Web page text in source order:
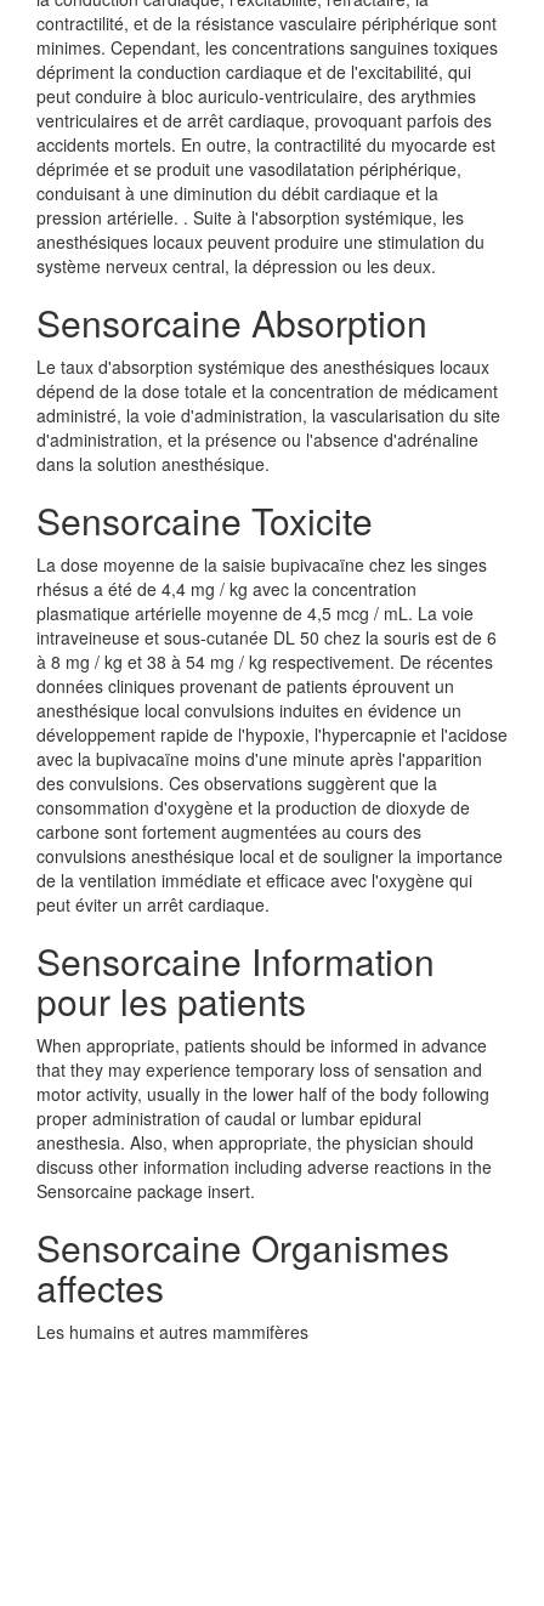
contractilité, et de la résistance vasculaire périphérique sont
minimes. Cependant, les concentrations sanguines toxiques
dépriment la conduction cardiaque et de l'excitabilité, qui
peut conduire à bloc auriculo-ventriculaire, des arythmies
ventriculaires et de arrêt cardiaque, provoquant parfois des
accidents mortels. En outre, la contractilité du myocarde est
déprimée et se produit une vasodilatation périphérique,
conduisant à une diminution du débit cardiaque et la
pression artérielle. . Suite à l'absorption systémique, les
anesthésiques locaux peuvent produire une stimulation du
système nerveux central, la dépression ou les deux.
Sensorcaine Absorption
Le taux d'absorption systémique des anesthésiques locaux
dépend de la dose totale et la concentration de médicament
administré, la voie d'administration, la vascularisation du site
d'administration, et la présence ou l'absence d'adrénaline
dans la solution anesthésique.
Sensorcaine Toxicite
La dose moyenne de la saisie bupivacaïne chez les singes
rhésus a été de 4,4 mg / kg avec la concentration
plasmatique artérielle moyenne de 4,5 mcg / mL. La voie
intraveineuse et sous-cutanée DL 50 chez la souris est de 6
à 8 mg / kg et 38 à 54 mg / kg respectivement. De récentes
données cliniques provenant de patients éprouvent un
anesthésique local convulsions induites en évidence un
développement rapide de l'hypoxie, l'hypercapnie et l'acidose
avec la bupivacaïne moins d'une minute après l'apparition
des convulsions. Ces observations suggèrent que la
consommation d'oxygène et la production de dioxyde de
carbone sont fortement augmentées au cours des
convulsions anesthésique local et de souligner la importance
de la ventilation immédiate et efficace avec l'oxygène qui
peut éviter un arrêt cardiaque.
Sensorcaine Information
pour les patients
When appropriate, patients should be informed in advance
that they may experience temporary loss of sensation and
motor activity, usually in the lower half of the body following
proper administration of caudal or lumbar epidural
anesthesia. Also, when appropriate, the physician should
discuss other information including adverse reactions in the
Sensorcaine package insert.
Sensorcaine Organismes
affectes
Les humains et autres mammifères